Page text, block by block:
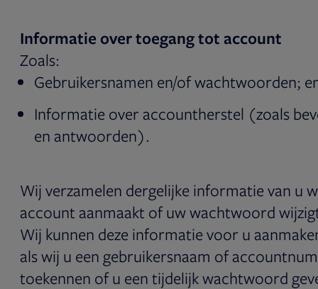
Informatie over toegang tot account
Zoals:
Gebruikersnamen en/of wachtwoorden;
Informatie over accountherstel (zoals
en antwoorden).
Wij verzamelen dergelijke informatie van u
account aanmaakt of uw wachtwoord
Wij kunnen deze informatie voor u
als wij u een gebruikersnaam of
toekennen of u een tijdelijk wachtwoord